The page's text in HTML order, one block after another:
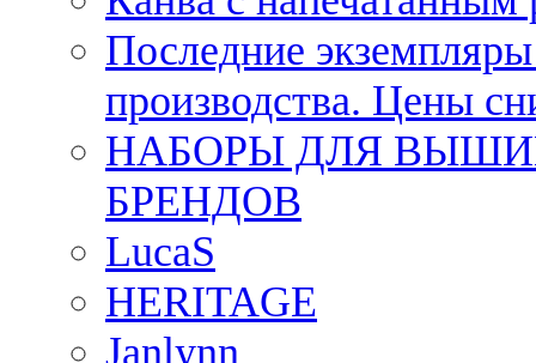
Последние
производства. Цены
НАБОРЫ ДЛЯ
БРЕНДОВ
LucaS
HERITAGE
Janlynn